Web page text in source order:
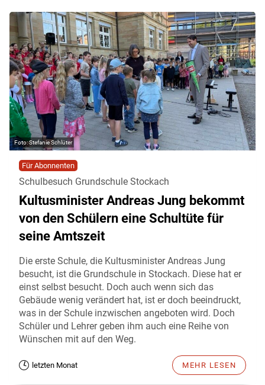
Stefanie Schlüter
Für Abonnenten
Schulbesuch Grundschule Stockach
Kultusminister Andreas Jung bekommt
von den Schülern eine Schultüte für
seine Amtszeit
Die erste Schule, die Kultusminister Andreas Jung
besucht, ist die Grundschule in Stockach. Diese hat er
einst selbst besucht. Doch auch wenn sich das
Gebäude wenig verändert hat, ist er doch beeindruckt,
was in der Schule inzwischen angeboten wird. Doch
Schüler und Lehrer geben ihm auch eine Reihe von
Wünschen mit auf den Weg.
letzten Monat MEHR LESEN